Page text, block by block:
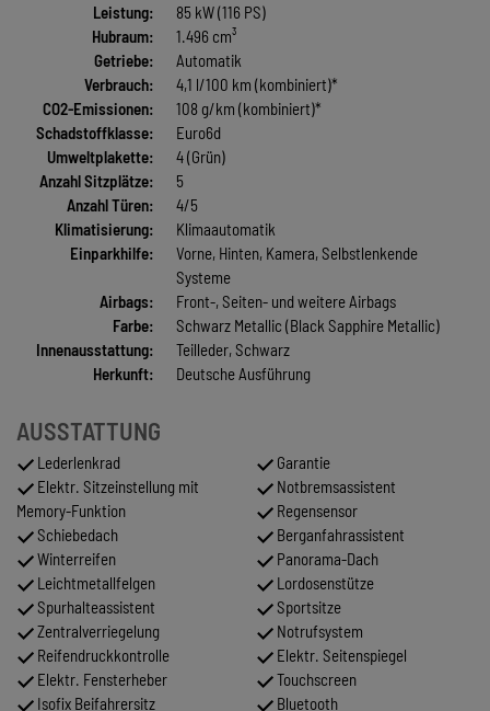
Leistung:
85 kW (116 PS)
Hubraum:
1.496 cm³
Getriebe:
Automatik
Verbrauch:
4,1 l/100 km (kombiniert)*
CO2-Emissionen:
108 g/km (kombiniert)*
Schadstoffklasse:
Euro6d
Umweltplakette:
4 (Grün)
Anzahl Sitzplätze:
5
Anzahl Türen:
4/5
Klimatisierung:
Klimaautomatik
Einparkhilfe:
Vorne, Hinten, Kamera, Selbstlenkende
Systeme
Airbags:
Front-, Seiten- und weitere Airbags
Farbe:
Schwarz Metallic (Black Sapphire Metallic)
Innenausstattung:
Teilleder, Schwarz
Herkunft:
Deutsche Ausführung
AUSSTATTUNG
Lederlenkrad
Elektr. Sitzeinstellung mit
Memory-Funktion
Schiebedach
Winterreifen
Leichtmetallfelgen
Spurhalteassistent
Zentralverriegelung
Reifendruckkontrolle
Elektr. Fensterheber
Isofix Beifahrersitz
Garantie
Notbremsassistent
Regensensor
Berganfahrassistent
Panorama-Dach
Lordosenstütze
Sportsitze
Notrufsystem
Elektr. Seitenspiegel
Touchscreen
Bluetooth